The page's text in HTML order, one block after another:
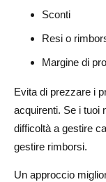
Sconti
Resi o
Margine di
Evita di prezzare i
acquirenti. Se i tuoi
difficoltà a gestire
gestire rimborsi.
Un approccio